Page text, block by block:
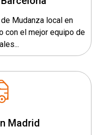
Mudanza local en
con el mejor equipo de
Madrid